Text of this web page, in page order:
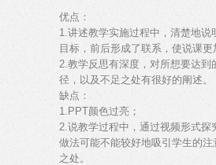
优点：
1.讲述教学实施过程中，清楚地说
目标，前后形成了联系，使说课更
2.教学反思有深度，对所想要达到
径，以及不足之处有很好的阐述。
缺点：
1.PPT颜色过亮；
2.说教学过程中，通过视频形式探
做法可能不能较好地吸引学生的
之处。